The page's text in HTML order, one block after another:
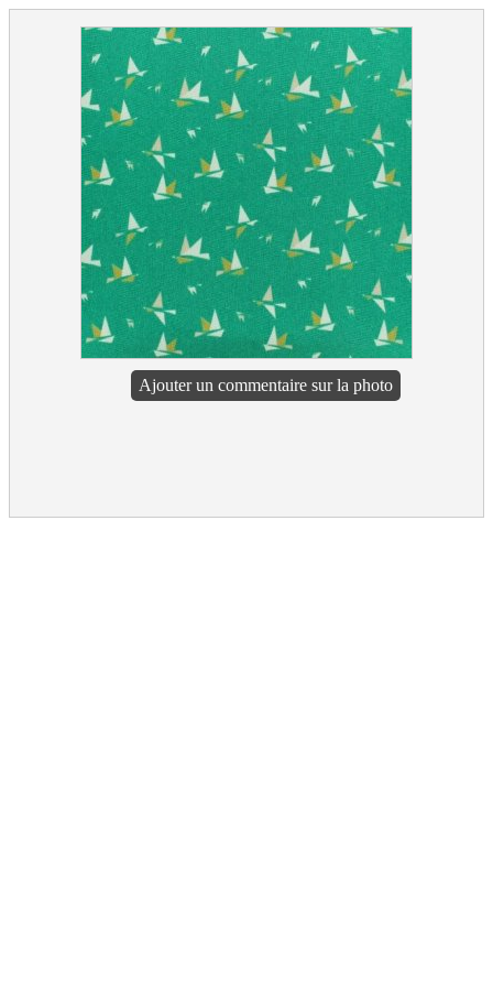
Ajouter un commentaire sur la photo